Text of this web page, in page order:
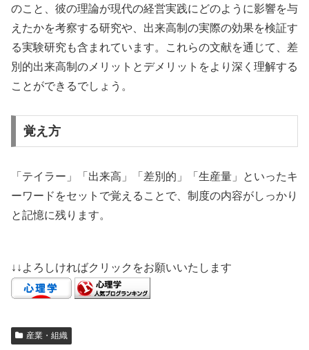
のこと、彼の理論が現代の経営実践にどのように影響を与
えたかを考察する研究や、出来高制の実際の効果を検証す
る実験研究も含まれています。これらの文献を通じて、差
別的出来高制のメリットとデメリットをより深く理解する
ことができるでしょう。
覚え方
「テイラー」「出来高」「差別的」「生産量」といったキ
ーワードをセットで覚えることで、制度の内容がしっかり
と記憶に残ります。
↓↓よろしければクリックをお願いいたします
産業・組織